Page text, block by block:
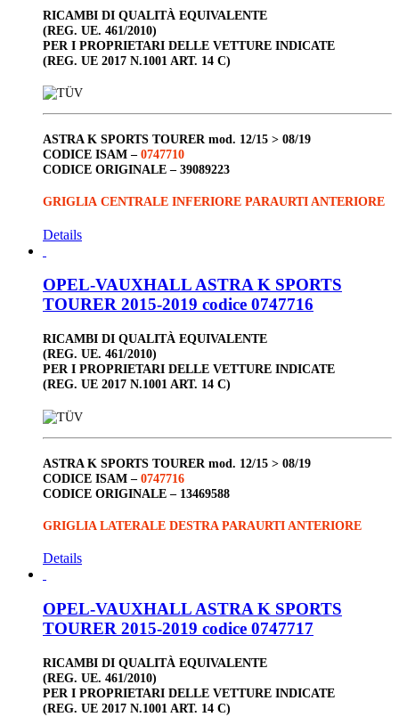
RICAMBI DI QUALITÀ EQUIVALENTE
(REG. UE. 461/2010)
PER I PROPRIETARI DELLE VETTURE INDICATE
(REG. UE 2017 N.1001 ART. 14 C)
ASTRA K SPORTS TOURERmod. 12/15 > 08/19
CODICE ISAM – 0747710
CODICE ORIGINALE – 39089223
GRIGLIA CENTRALE INFERIORE PARAURTI ANTERIORE
Details
OPEL-VAUXHALL ASTRA K SPORTS
TOURER 2015-2019 codice 0747716
RICAMBI DI QUALITÀ EQUIVALENTE
(REG. UE. 461/2010)
PER I PROPRIETARI DELLE VETTURE INDICATE
(REG. UE 2017 N.1001 ART. 14 C)
ASTRA K SPORTS TOURER mod. 12/15 > 08/19
CODICE ISAM – 0747716
CODICE ORIGINALE – 13469588
GRIGLIA LATERALE DESTRA PARAURTI ANTERIORE
Details
OPEL-VAUXHALL ASTRA K SPORTS
TOURER 2015-2019 codice 0747717
RICAMBI DI QUALITÀ EQUIVALENTE
(REG. UE. 461/2010)
PER I PROPRIETARI DELLE VETTURE INDICATE
(REG. UE 2017 N.1001 ART. 14 C)